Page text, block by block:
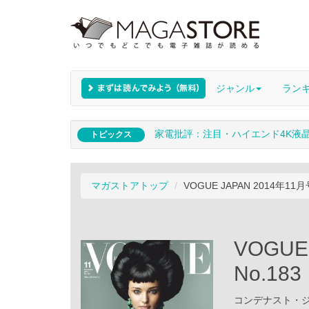
ジャンル ラン
トピックス 家電批評：注目・ハイエンド4K液
マガストアトップ VOGUE JAPAN 2014年11月
No.183
コンデナスト・